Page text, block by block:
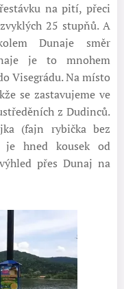
na pití, přeci
25 stupňů. A
Dunaje směr
je to mnohem
Visegrádu. Na místo
se zastavujeme ve
z Dudinců.
(fajn rybička bez
je hned kousek od
přes Dunaj na